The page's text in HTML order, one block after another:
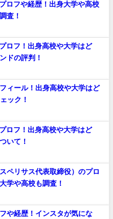
ロフや経歴！出身大学や高校
査！
ロフ！出身高校や大学はど
ドの評判！
ィール！出身高校や大学はど
ック！
ロフ！出身高校や大学はど
いて！
ペリサス代表取締役）のプロ
学や高校も調査！
や経歴！インスタが気にな